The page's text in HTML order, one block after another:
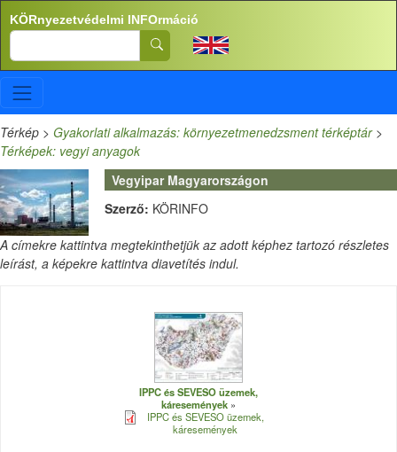
Ugrás a tartalomra
KÖRnyezetvédelmi INFOrmáció
Search
Térkép > Gyakorlati alkalmazás: környezetmenedzsment térképtár>
Térképek: vegyi anyagok
Vegyipar Magyarországon
Szerző: KÖRINFO
A címekre kattintva megtekinthetjük az adott képhez tartozó részletes
leírást, a képekre kattintva diavetítés indul.
IPPC és SEVESO üzemek,
káresemények
IPPC és SEVESO üzemek,
káresemények